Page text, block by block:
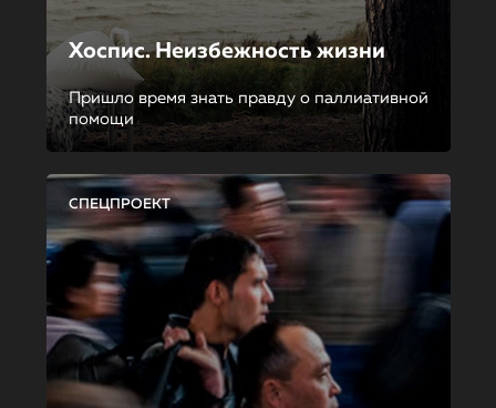
Хоспис. Неизбежность жизни
Пришло время знать правду о паллиативной
помощи
СПЕЦПРОЕКТ